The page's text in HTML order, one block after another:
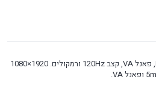
מסך 27 אינץ׳ שחור עם Full HD, פאנל VA, קצב 120Hz ורמקולים. 1920×1080